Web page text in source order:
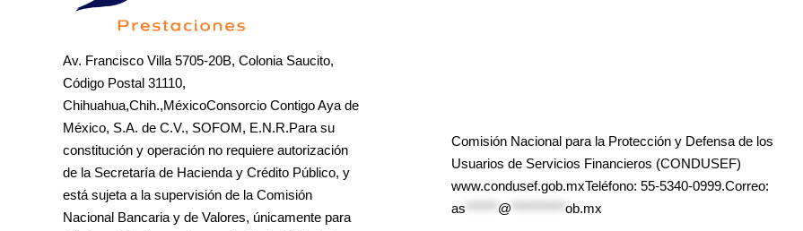
Av. Francisco Villa 5705-20B, Colonia Saucito,
Código Postal 31110,
Chihuahua,Chih.,MéxicoConsorcio Contigo Aya de
México, S.A. de C.V., SOFOM, E.N.R.Para su
constitución y operación no requiere autorización
de la Secretaría de Hacienda y Crédito Público, y
está sujeta a la supervisión de la Comisión
Nacional Bancaria y de Valores, únicamente para
Comisión Nacional para la Protección y Defensa de los
Usuarios de Servicios Financieros (CONDUSEF)
www.condusef.gob.mxTeléfono: 55-5340-0999.Correo:
as
@ ob.mx